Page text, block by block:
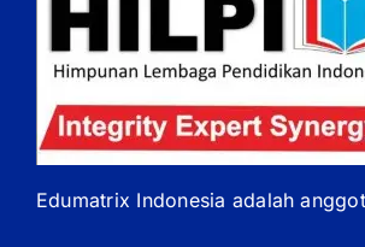
Edumatrix Indonesia adalah